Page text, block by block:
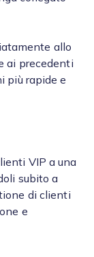
allo
ai precedenti
più rapide e
VIP a una
subito a
di clienti
e